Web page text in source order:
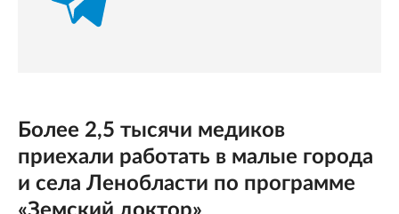
Более 2,5 тысячи медиков
приехали работать в малые города
и села Ленобласти по программе